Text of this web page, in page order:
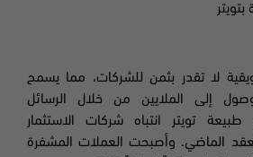
لا تقدر بثمن للشركات، مما يسمح
إلى الملايين من خلال الرسائل
تويتر انتباه شركات الاستثمار
الماضي. وأصبحت العملات المشفرة